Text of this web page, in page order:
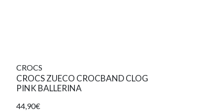
CROCS
CROCS ZUECO CROCBAND CLOG
PINK BALLERINA
44,90€